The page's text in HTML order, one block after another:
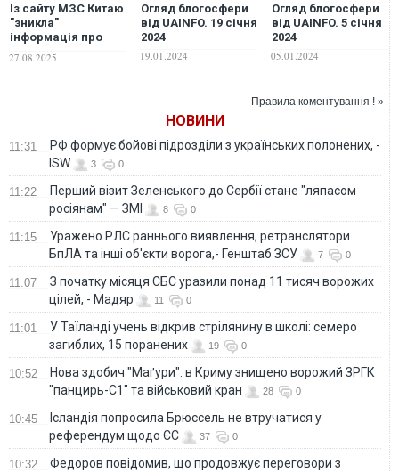
Із сайту МЗС Китаю
"зникла"
інформація про
поділ України, - ЗМІ
27.08.2025
Огляд блогосфери
від UAINFO. 19 січня
2024
19.01.2024
Огляд блогосфери
від UAINFO. 5 січня
2024
05.01.2024
Правила коментування ! »
НОВИНИ
11:31
РФ формує бойові підрозділи з українських полонених, -
ISW
3 0
11:22
Перший візит Зеленського до Сербії стане "ляпасом
росіянам" — ЗМІ
8 0
11:15
Уражено РЛС раннього виявлення, ретранслятори
БпЛА та інші об'єкти ворога,- Генштаб ЗСУ
7 0
11:07
З початку місяця СБС уразили понад 11 тисяч ворожих
цілей, - Мадяр
11 0
11:01
У Таїланді учень відкрив стрілянину в школі: семеро
загиблих, 15 поранених
19 0
10:52
Нова здобич "Маґури": в Криму знищено ворожий ЗРГК
"панцирь-С1" та військовий кран
28 0
10:45
Ісландія попросила Брюссель не втручатися у
референдум щодо ЄС
37 0
10:32
Федоров повідомив, що продовжує переговори з